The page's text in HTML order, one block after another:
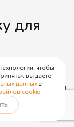
для
–
клиники
соблюдены
чтобы
вы даете
данныхв
cookie